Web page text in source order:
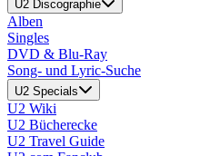
U2 Discographie
Alben
Singles
DVD & Blu-Ray
Song- und Lyric-Suche
U2 Specials
U2 Wiki
U2 Bücherecke
U2 Travel Guide